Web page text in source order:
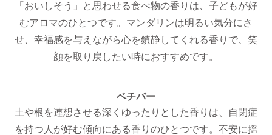
「おいしそう」と思わせる食べ物の香りは、子どもが好
むアロマのひとつです。マンダリンは明るい気分にさ
せ、幸福感を与えながら心を鎮静してくれる香りで、笑
顔を取り戻したい時におすすめです。
ベチバー
土や根を連想させる深くゆったりとした香りは、自閉症
を持つ人が好む傾向にある香りのひとつです。不安に揺